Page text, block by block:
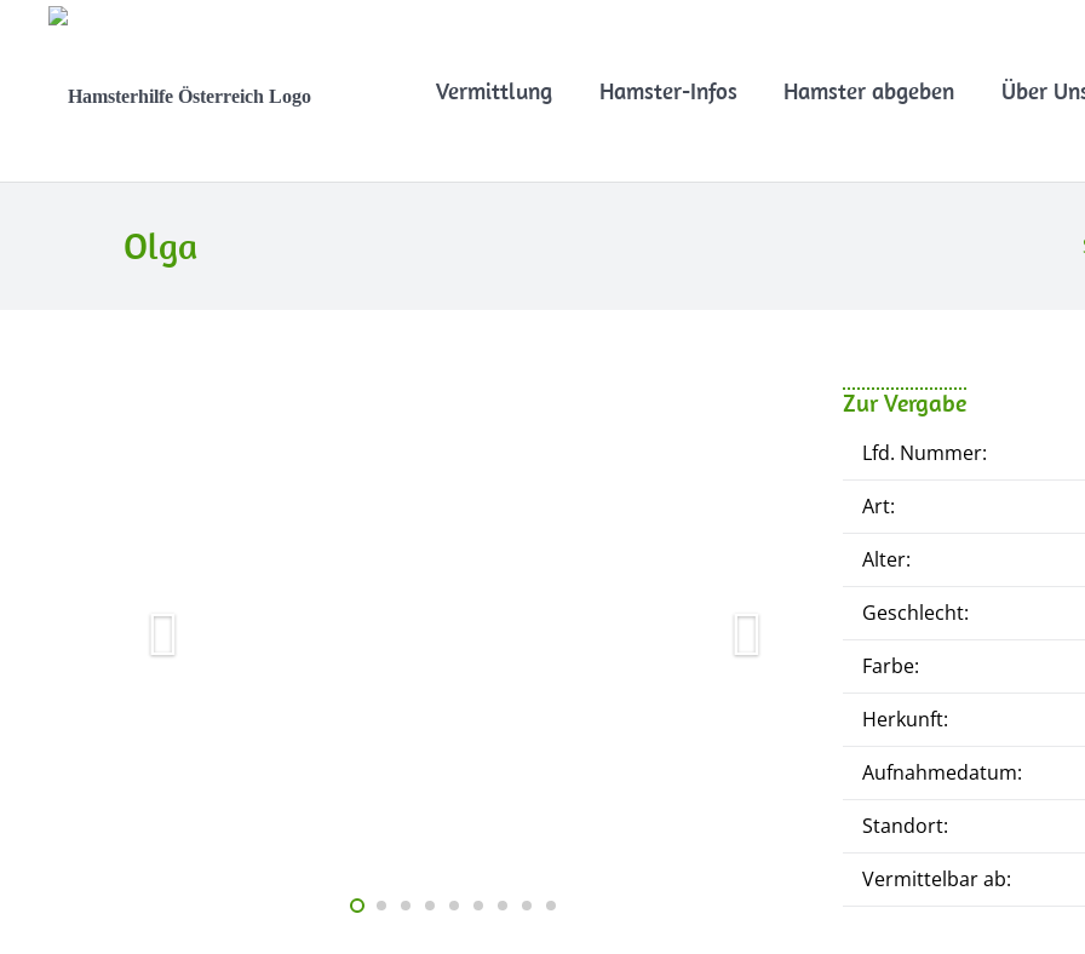
Vermittlung Hamster-Infos Hamster abgeben Über
Olga
Zur Vergabe
Lfd. Nummer:
Art:
Alter:
Geschlecht:
Farbe:
Herkunft:
Aufnahmedatum:
Standort:
Vermittelbar ab: